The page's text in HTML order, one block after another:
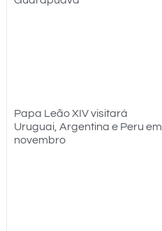
Papa Leão XIV visitará
Uruguai, Argentina e Peru em
novembro